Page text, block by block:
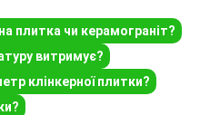
плитка чи керамограніт?
витримує?
клінкерної плитки?